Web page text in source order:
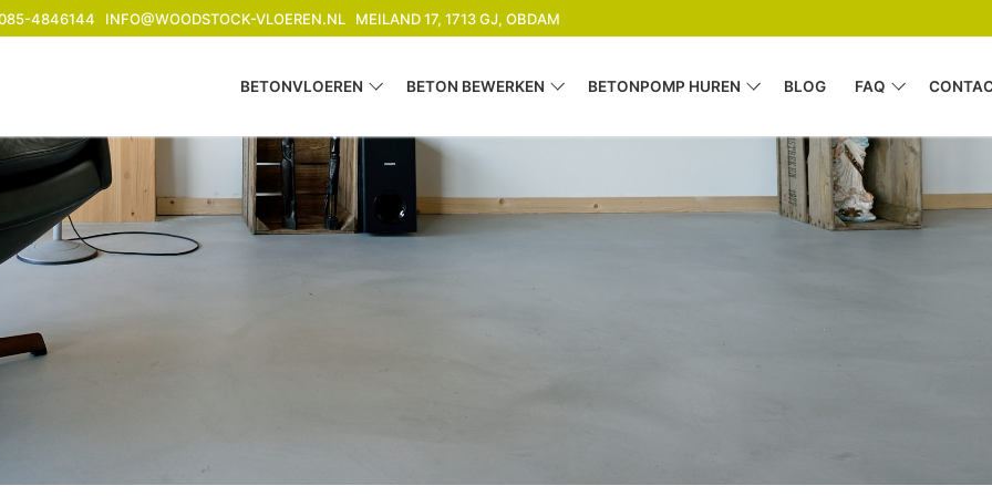
4846144 INFO@WOODSTOCK-VLOEREN.NL MEILAND 17, 1713 GJ, OBDAM
BETONVLOEREN BETON BEWERKEN BETONPOMP HUREN BLOG FAQ